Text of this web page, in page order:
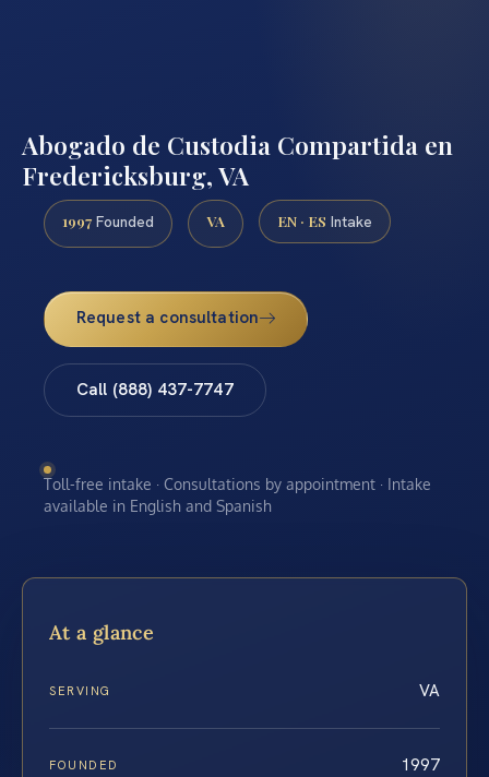
Abogado de Custodia Compartida en
Fredericksburg, VA
1997 Founded VA EN · ES Intake
Request a consultation
Call (888) 437-7747
Toll-free intake · Consultations by appointment · Intake
available in English and Spanish
At a glance
SERVING VA
FOUNDED 1997